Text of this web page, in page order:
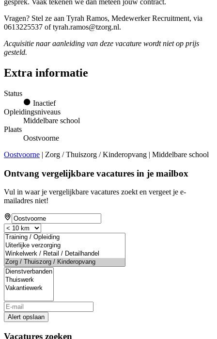
gesprek. Vaak tekenen we dan meteen jouw contract.
Vragen? Stel ze aan Tyrah Ramos, Medewerker Recruitment, via
0613225537 of tyrah.ramos@tzorg.nl.
Acquisitie naar aanleiding van deze vacature wordt niet op prijs
gesteld.
Extra informatie
Status
Inactief
Opleidingsniveaus
Middelbare school
Plaats
Oostvoorne
Oostvoorne | Zorg / Thuiszorg / Kinderopvang | Middelbare school
Ontvang vergelijkbare vacatures in je mailbox
Vul in waar je vergelijkbare vacatures zoekt en vergeet je e-
mailadres niet!
Alert opslaan
Vacatures zoeken